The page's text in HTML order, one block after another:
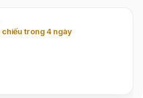
chiếu trong 4 ngày